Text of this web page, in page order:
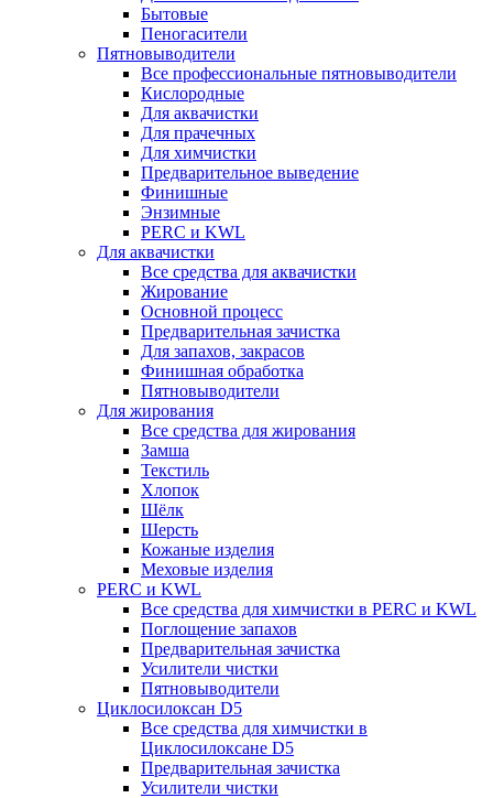
Бытовые
Пеногасители
Пятновыводители
Все профессиональные пятновыводители
Кислородные
Для аквачистки
Для прачечных
Для химчистки
Предварительное выведение
Финишные
Энзимные
PERC и KWL
Для аквачистки
Все средства для аквачистки
Жирование
Основной процесс
Предварительная зачистка
Для запахов, закрасов
Финишная обработка
Пятновыводители
Для жирования
Все средства для жирования
Замша
Текстиль
Хлопок
Шёлк
Шерсть
Кожаные изделия
Меховые изделия
PERC и KWL
Все средства для химчистки в PERC и KWL
Поглощение запахов
Предварительная зачистка
Усилители чистки
Пятновыводители
Циклосилоксан D5
Все средства для химчистки в
Циклосилоксане D5
Предварительная зачистка
Усилители чистки